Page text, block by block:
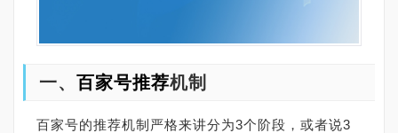
一、 百家号推荐机制
百家号的推荐机制严格来讲分为3个阶段，或者说3